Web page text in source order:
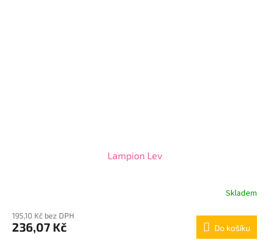
Lampion Lev
Skladem
195,10 Kč bez DPH
236,07 Kč Do košíku